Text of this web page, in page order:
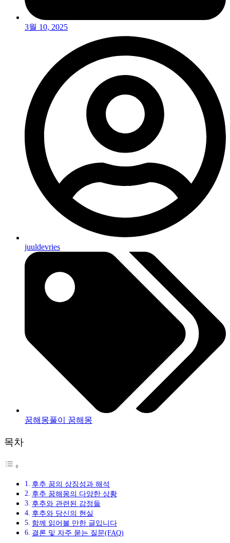
3월 10, 2025
juuldevries
꿈해몽풀이 꿈해몽
목차
후추 꿈의 상징성과 해석
후추 꿈해몽의 다양한 상황
후추와 관련된 감정들
후추와 당신의 현실
함께 읽어볼 만한 글입니다
결론 및 자주 묻는 질문(FAQ)